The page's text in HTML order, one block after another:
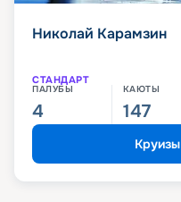
Николай Карамзин
СТАНДАРТ
ПАЛУБЫ
4
КАЮТЫ
147
Круизы